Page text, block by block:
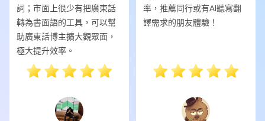
詞；市面上很少有把廣東話
轉為書面語的工具，可以幫
助廣東話博主擴大觀眾面，
極大提升效率。
率，推薦同行或有AI聽寫翻
譯需求的朋友體驗！